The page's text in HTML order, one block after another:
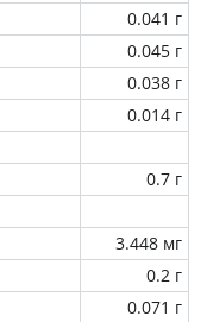
0.041 г
0.045 г
0.038 г
0.014 г
0.7 г
3.448 мг
0.2 г
0.071 г